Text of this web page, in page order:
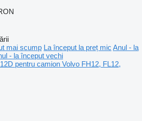
mai scump La început la preț mic Anul - la
- la început vechi